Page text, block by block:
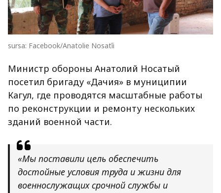
sursa: Facebook/Anatolie Nosatîi
Министр обороны Анатолий Носатый
посетил бригаду «Дачия» в муниципии
Кагул, где проводятся масштабные работы
по реконструкции и ремонту нескольких
зданий военной части.
«Мы поставили цель обеспечить
достойные условия труда и жизни для
военнослужащих срочной службы и